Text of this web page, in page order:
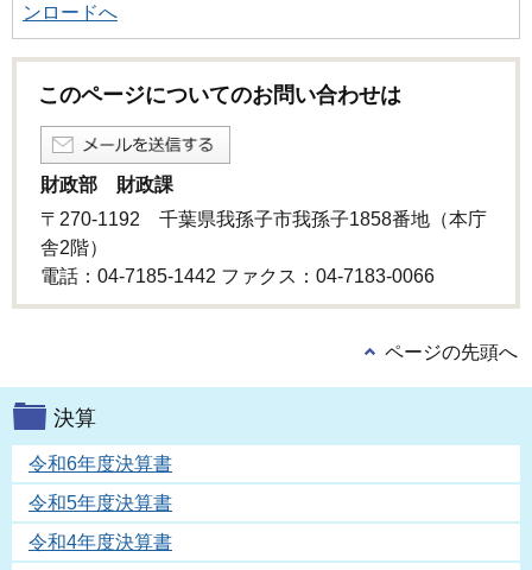
ンロードへ
このページについてのお問い合わせは
財政部 財政課
〒270-1192 千葉県我孫子市我孫子1858番地（本庁
舎2階）
電話：04-7185-1442 ファクス：04-7183-0066
ページの先頭へ
決算
令和6年度決算書
令和5年度決算書
令和4年度決算書